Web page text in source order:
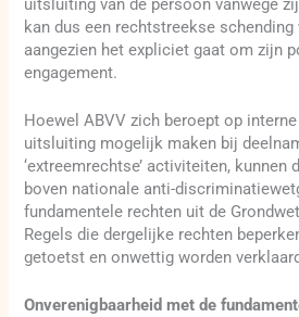
kan dus een rechtstreekse schending
aangezien het expliciet gaat om zijn
engagement.
Hoewel ABVV zich beroept op
uitsluiting mogelijk maken bij
‘extreemrechtse’ activiteiten, kunnen
boven nationale anti-
fundamentele rechten uit de
Regels die dergelijke rechten
getoetst en onwettig worden
Onverenigbaarheid met de